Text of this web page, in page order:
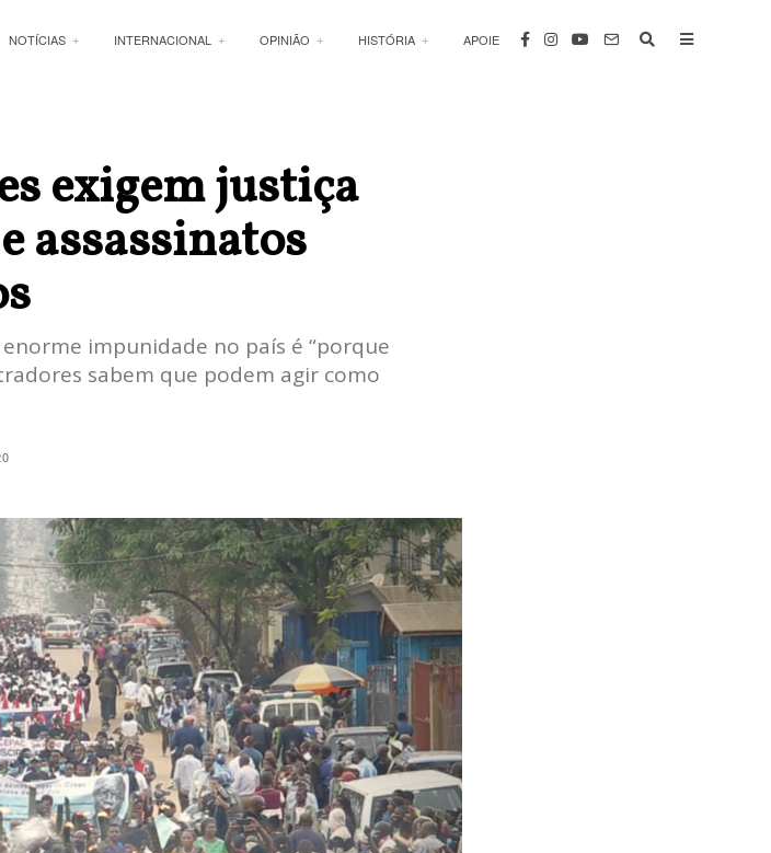
NOTÍCIAS INTERNACIONAL OPINIÃO HISTÓRIA APOIE
exigem justiça
assassinatos
impunidade no país é “porque
sabem que podem agir como